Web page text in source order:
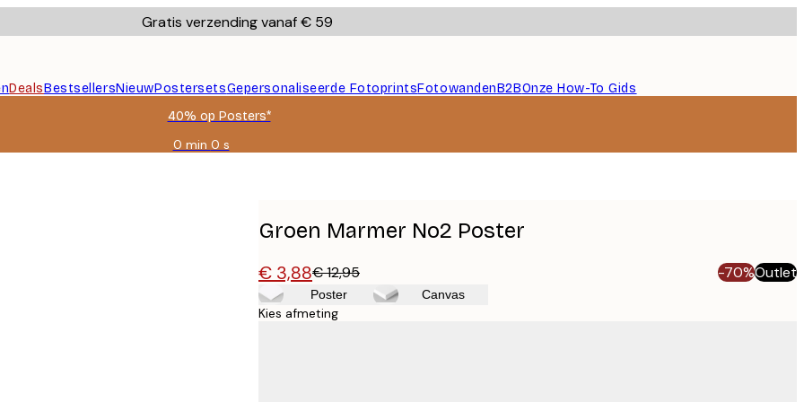
Gratis verzending vanaf € 59
DealsBestsellersNieuwPostersetsGepersonaliseerde FotoprintsFotowandenB2BOnze How-To Gids
40% op Posters*
0 min 0 s
Geldig
Groen Marmer No2 Poster
€ 3,88€ 12,95 -70%Outlet
Poster Canvas
Kies afmeting